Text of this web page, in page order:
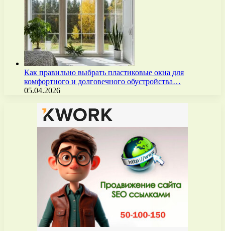
Как правильно выбрать пластиковые окна для
комфортного и долговечного обустройства…
05.04.2026